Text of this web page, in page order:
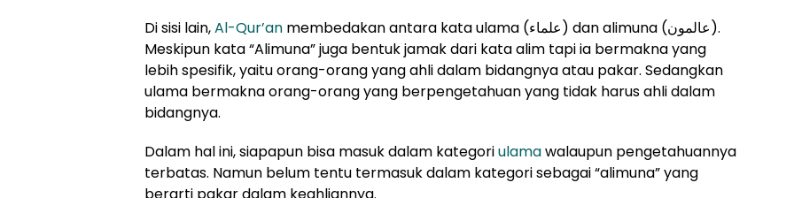
Di sisi lain,Al-Qur’an membedakan antara kata ulama (علماء) dan alimuna (عالمون).
Meskipun kata “Alimuna” juga bentuk jamak dari kata alim tapi ia bermakna yang
lebih spesifik, yaitu orang-orang yang ahli dalam bidangnya atau pakar. Sedangkan
ulama bermakna orang-orang yang berpengetahuan yang tidak harus ahli dalam
bidangnya.
Dalam hal ini, siapapun bisa masuk dalam kategoriulamawalaupun pengetahuannya
terbatas. Namun belum tentu termasuk dalam kategori sebagai “alimuna” yang
berarti pakar dalam keahliannya.